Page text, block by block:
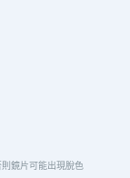
鏡片可能出現脫色